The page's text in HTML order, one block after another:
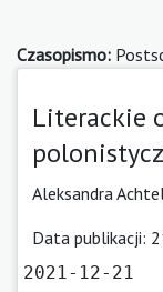
Czasopismo:
Literackie
Aleksandra
Data publikacji:
2021-12-21